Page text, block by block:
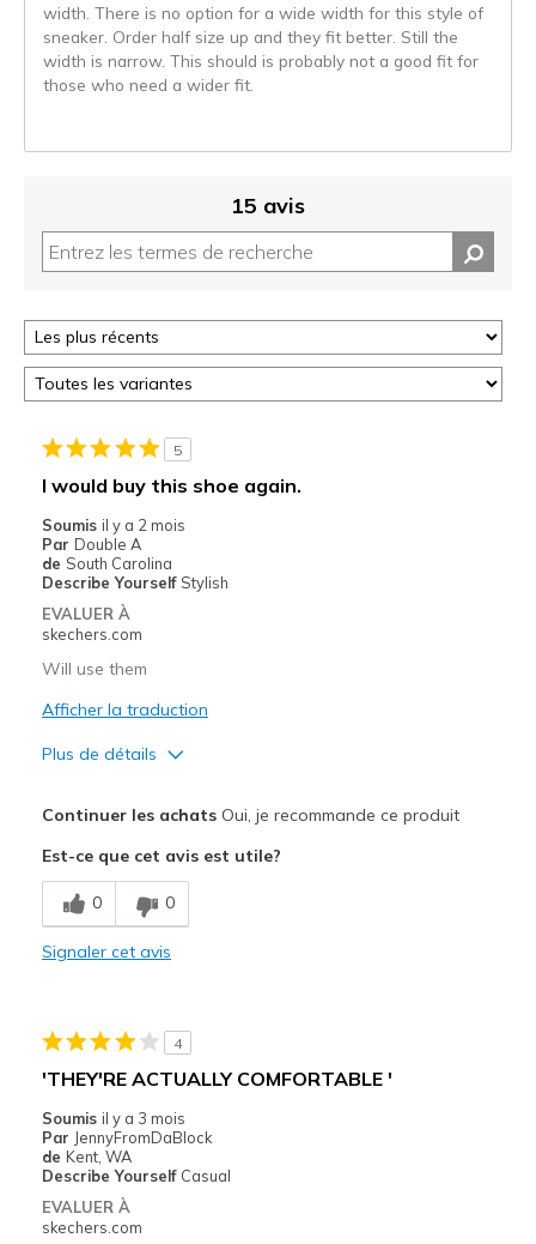
width. There is no option for a wide width for this style of
sneaker. Order half size up and they fit better. Still the
width is narrow. This should is probably not a good fit for
those who need a wider fit.
15 avis
5
I would buy this shoe again.
Soumis il y a 2 mois
Par Double A
de South Carolina
Describe Yourself Stylish
EVALUER À
skechers.com
Will use them
Afficher la traduction
Plus de détails
Breathe Well
Comfortable
Les meilleures utilisations
Travel
Width
Sizing
Continuer les achatsOui, je recommande ce produit
Est-ce que cet avis est utile?
0 0
Signaler cet avis
4
'THEY'RE ACTUALLY COMFORTABLE '
Soumis il y a 3 mois
Par JennyFromDaBlock
de Kent, WA
Describe Yourself Casual
EVALUER À
skechers.com